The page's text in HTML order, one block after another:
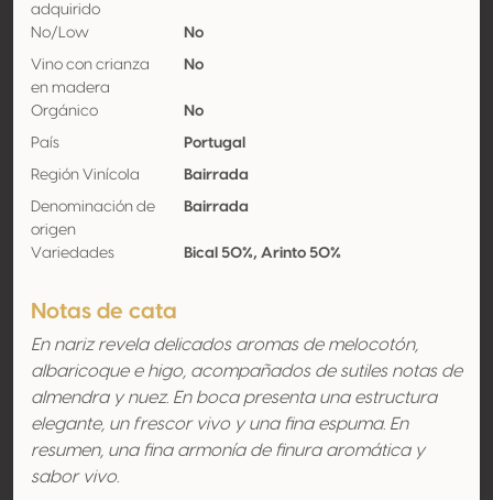
adquirido
No/Low No
Vino con crianza
en madera
No
Orgánico No
País Portugal
Región Vinícola Bairrada
Denominación de
origen
Bairrada
Variedades Bical 50%, Arinto 50%
Notas de cata
En nariz revela delicados aromas de melocotón,
albaricoque e higo, acompañados de sutiles notas de
almendra y nuez. En boca presenta una estructura
elegante, un frescor vivo y una fina espuma. En
resumen, una fina armonía de finura aromática y
sabor vivo.